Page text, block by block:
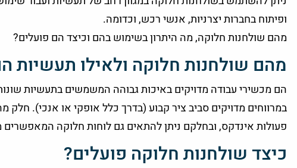
ופיתוח בחברות יצרניות, אנשי רכש, וכדומה.
מהם שולחנות חלוקה, מה היתרון בשימוש בהם וכיצד הם פועלים?
מהם שולחנות חלוקה ולאילו
הם מכשירי עבודה מדויקים באיכות גבוהה המשמשים בתעשיות
במרווחים מדויקים סביב ציר קבוע (בדרך כלל אופקי או אנכי).
פעולות אינדקס, ובחלקם ניתן להתאים גם לוחות חלוקה המאפשרים
כיצד שולחנות חלוקה פועלים?